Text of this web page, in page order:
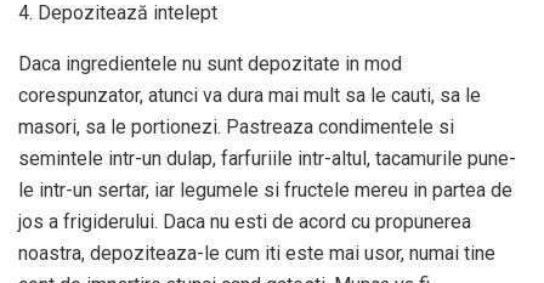
4. Depozitează intelept
Daca ingredientele nu sunt depozitate in mod
corespunzator, atunci va dura mai mult sa le cauti, sa le
masori, sa le portionezi. Pastreaza condimentele si
semintele intr-un dulap, farfuriile intr-altul, tacamurile pune-
le intr-un sertar, iar legumele si fructele mereu in partea de
jos a frigiderului. Daca nu esti de acord cu propunerea
noastra, depoziteaza-le cum iti este mai usor, numai tine